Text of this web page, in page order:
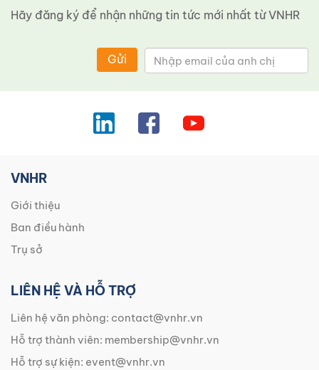
Hãy đăng ký để nhận những tin tức mới nhất từ ​​VNHR
Gửi
VNHR
Giới thiệu
Ban điều hành
Trụ sở
LIÊN HỆ VÀ HỖ TRỢ
Liên hệ văn phòng: contact@vnhr.vn
Hỗ trợ thành viên: membership@vnhr.vn
Hỗ trợ sự kiện: event@vnhr.vn